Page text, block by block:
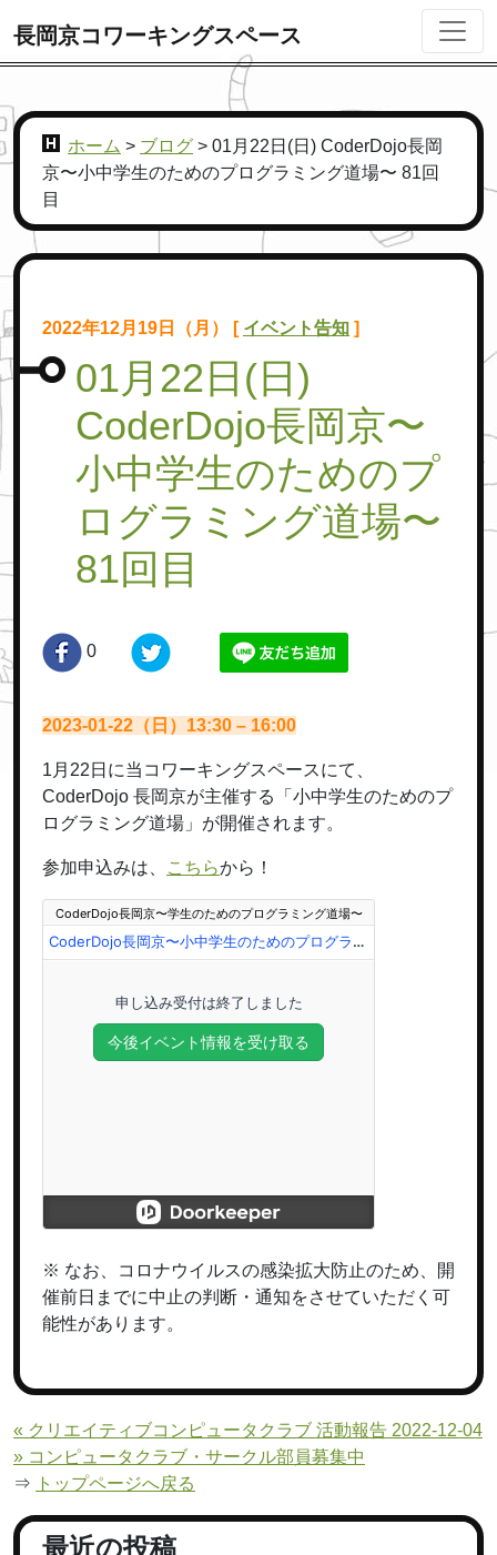
長岡京コワーキングスペース
ホーム > ブログ > 01月22日(日) CoderDojo長岡
京〜小中学生のためのプログラミング道場〜 81回
目
2022年12月19日（月） [ イベント告知 ]
01月22日(日)
CoderDojo長岡京〜
小中学生のためのプ
ログラミング道場〜
81回目
0
2023-01-22（日）13:30 – 16:00
1月22日に当コワーキングスペースにて、
CoderDojo 長岡京が主催する「小中学生のためのプ
ログラミング道場」が開催されます。
参加申込みは、 こちらから！
※ なお、コロナウイルスの感染拡大防止のため、開
催前日までに中止の判断・通知をさせていただく可
能性があります。
« クリエイティブコンピュータクラブ 活動報告 2022-12-04
» コンピュータクラブ・サークル部員募集中
⇒
トップページへ戻る
最近の投稿